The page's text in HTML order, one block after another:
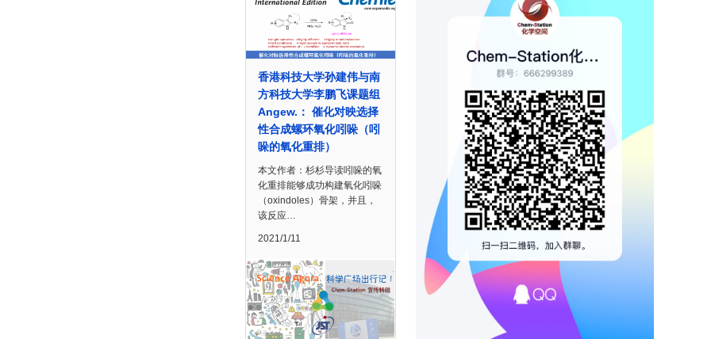
香港科技大学孙建伟与南
方科技大学李鹏飞课题组
Angew.： 催化对映选择
性合成螺环氧化吲哚（吲
哚的氧化重排）
本文作者：杉杉导读吲哚的氧
化重排能够成功构建氧化吲哚
（oxindoles）骨架，并且，
该反应…
2021/1/11